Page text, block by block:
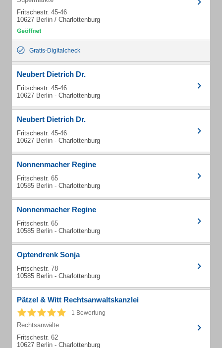
Fritschestr. 45-46
10627 Berlin / Charlottenburg
Gratis-Digitalcheck
Neubert Dietrich Dr.
Fritschestr. 45-46
10627 Berlin - Charlottenburg
Neubert Dietrich Dr.
Fritschestr. 45-46
10627 Berlin - Charlottenburg
Nonnenmacher Regine
Fritschestr. 65
10585 Berlin - Charlottenburg
Nonnenmacher Regine
Fritschestr. 65
10585 Berlin - Charlottenburg
Optendrenk Sonja
Fritschestr. 78
10585 Berlin - Charlottenburg
Pätzel & Witt Rechtsanwaltskanzlei
1 Bewertung
Rechtsanwälte
Fritschestr. 62
10627 Berlin - Charlottenburg